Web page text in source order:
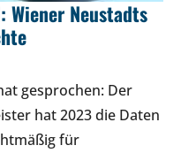
Neustadts
gesprochen: Der
hat 2023 die Daten
für